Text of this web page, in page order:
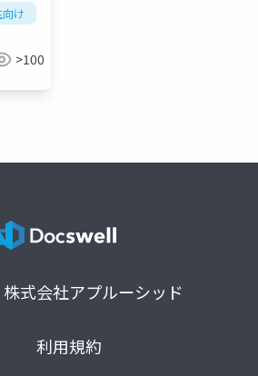
け
>100
式会社アプルーシッド
利用規約